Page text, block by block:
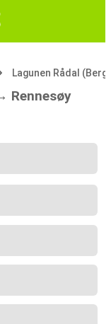
Rennesøy